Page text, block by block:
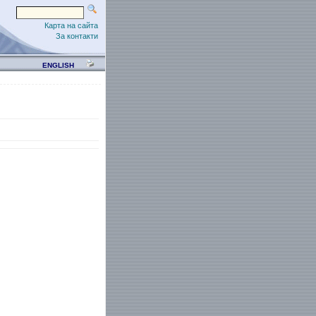
Карта на сайта
За контакти
ENGLISH